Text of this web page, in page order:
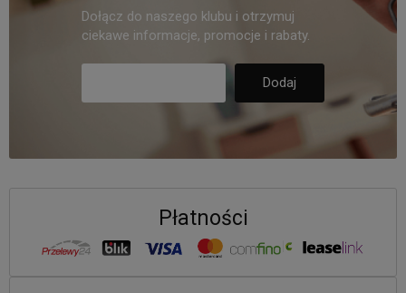
Dołącz do naszego klubu i otrzymuj
ciekawe informacje, promocje i rabaty.
Płatności